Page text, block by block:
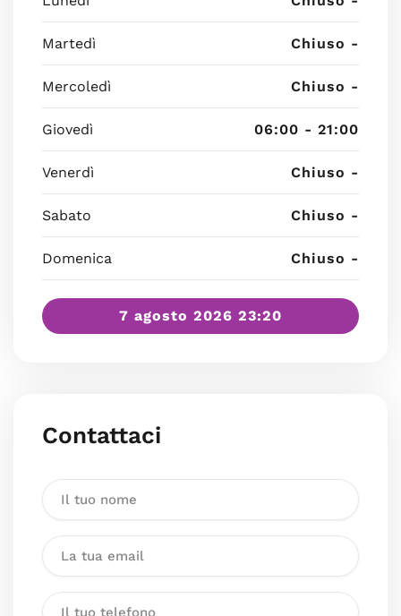
Martedì Chiuso -
Mercoledì Chiuso -
Giovedì 06:00 - 21:00
Venerdì Chiuso -
Sabato Chiuso -
Domenica Chiuso -
7 agosto 2026 23:20
Contattaci